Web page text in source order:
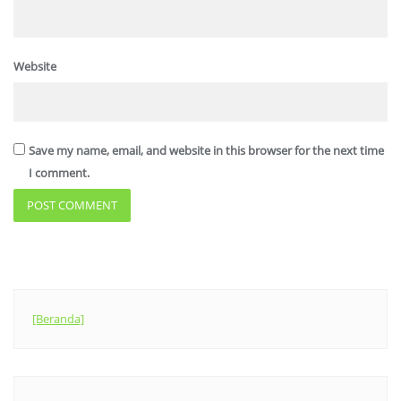
Website
Save my name, email, and website in this browser for the next time
I comment.
[Beranda]